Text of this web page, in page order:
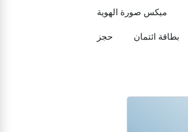
ميكس صورة الهوية
حجز بطاقة ائتمان